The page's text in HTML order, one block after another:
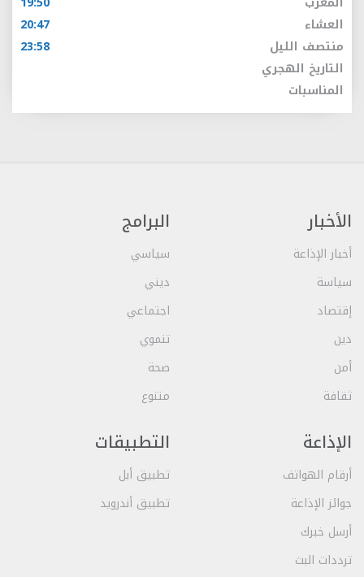
العشاء
20:47
منتصف الليل
23:58
التاريخ الهجري
المناسبات
الأخبار
أخبار الإذاعة
سياسة
إقتصاد
دين
أمن
ثقافة
البرامج
سياسي
ديني
اجتماعي
تنموي
صحة
متنوع
الإذاعة
أرقام الهواتف
جوائز الإذاعة
أرسل خبرك
ترددات البث
التطبيقات
تطبيق أبل
تطبيق أندرويد